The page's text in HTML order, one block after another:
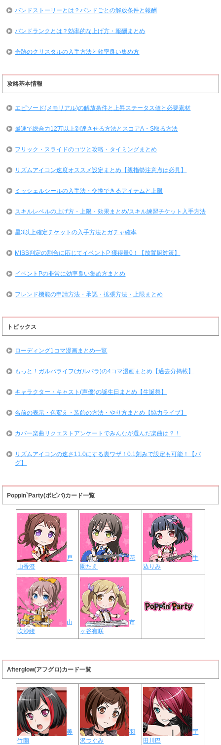
バンドストーリーとは？バンドごとの解放条件と報酬
バンドランクとは？効率的な上げ方・報酬まとめ
奇跡のクリスタルの入手方法と効率良い集め方
攻略基本情報
エピソード(メモリアル)の解放条件と上昇ステータス値と必要素材
最速で総合力12万以上到達させる方法とスコアA・S取る方法
フリック・スライドのコツと攻略・タイミングまとめ
リズムアイコン速度オススメ設定まとめ【親指勢注意点は必見】
ミッシェルシールの入手法・交換できるアイテムと上限
スキルレベルの上げ方・上限・効果まとめ/スキル練習チケット入手方法
星3以上確定チケットの入手方法とガチャ確率
MISS判定の割合に応じてイベントP 獲得量0！【放置厨対策】
イベントPの非常に効率良い集め方まとめ
フレンド機能の申請方法・承認・拡張方法・上限まとめ
トピックス
ローディング1コマ漫画まとめ一覧
もっと！ガルパライフ(ガルパラ)の4コマ漫画まとめ【過去分掲載】
キャラクター・キャスト(声優)の誕生日まとめ【生誕祭】
名前の表示・色変え・装飾の方法・やり方まとめ【協力ライブ】
カバー楽曲リクエストアンケートでみんなが選んだ楽曲は？！
リズムアイコンの速さ11.0にする裏ワザ！0.1刻みで設定も可能！【バ
グ】
Poppin`Party(ポピパ)カード一覧
戸
山香澄
花
園たえ
牛
込りみ
山
吹沙綾
市
ヶ谷有咲
Afterglow(アフグロ)カード一覧
美
竹蘭
羽
沢つぐみ
宇
田川巴